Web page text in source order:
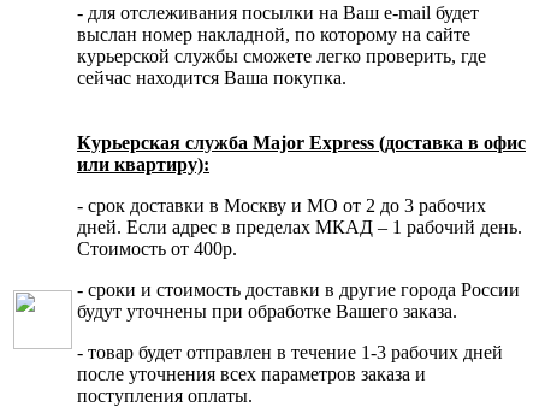
- для отслеживания посылки на Ваш e-mail будет
выслан номер накладной, по которому на сайте
курьерской службы сможете легко проверить, где
сейчас находится Ваша покупка.
Курьерская служба Major Express (доставка в офис
или квартиру):
- срок доставки в Москву и МО от 2 до 3 рабочих
дней. Если адрес в пределах МКАД – 1 рабочий день.
Стоимость от 400р.
- сроки и стоимость доставки в другие города России
будут уточнены при обработке Вашего заказа.
- товар будет отправлен в течение 1-3 рабочих дней
после уточнения всех параметров заказа и
поступления оплаты.